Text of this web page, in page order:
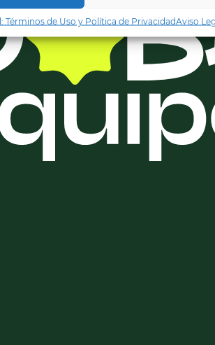
Términos de Uso y Política de PrivacidadAviso